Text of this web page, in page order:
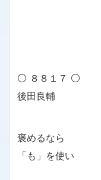
⚪ ８８１７ ⚪
後田良輔
褒めるなら
「も」を使い